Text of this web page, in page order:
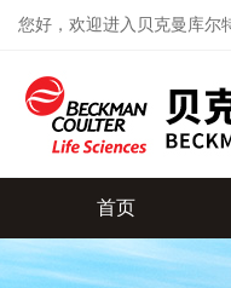
您好，欢迎进入贝克曼库尔
首页